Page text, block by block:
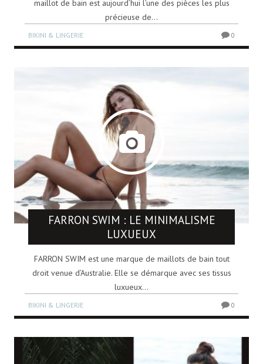
maillot de bain est aujourd’hui l’une des pièces les plus
précieuse de...
BIKINI & LINGERIE 0
FARRON SWIM : LE MINIMALISME
LUXUEUX
FARRON SWIM est une marque de maillots de bain tout
droit venue d’Australie. Elle se démarque avec ses tissus
luxueux...
BIKINI & LINGERIE 0